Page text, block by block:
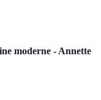
moderne - Annette